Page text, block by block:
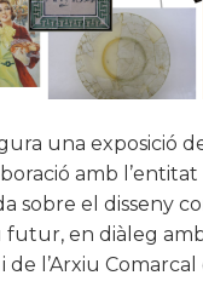
una exposició
amb l’entitat
sobre el disseny
futur, en diàleg
l’Arxiu Comarcal